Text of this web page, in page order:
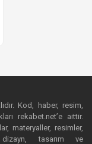
Kod, haber, resim,
rekabet.net’e aittir.
materyaller, resimler,
tasarım ve